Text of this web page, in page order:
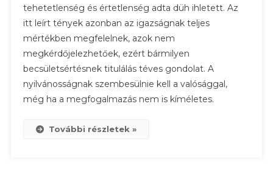
Csaba
Attila
És
Fehér
Krisztián
tehetetlenség és értetlenség adta düh ihletett. Az
itt leírt tények azonban az igazságnak teljes
mértékben megfelelnek, azok nem
megkérdőjelezhetőek, ezért bármilyen
becsületsértésnek titulálás téves gondolat. A
nyilvánosságnak szembesülnie kell a valósággal,
még ha a megfogalmazás nem is kíméletes.
További részletek »